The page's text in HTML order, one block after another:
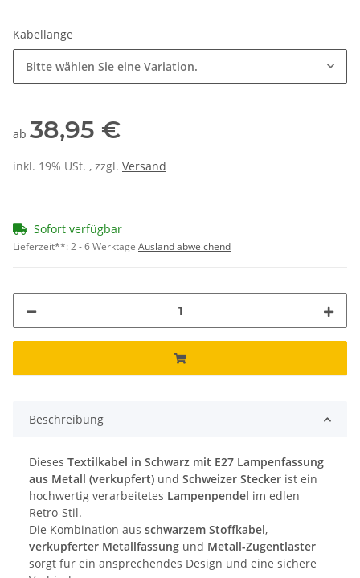
Kabellänge
Bitte wählen Sie eine Variation.
ab 38,95 €
inkl. 19% USt. , zzgl. Versand
Sofort verfügbar
Lieferzeit**:2 - 6 Werktage Ausland abweichend
Beschreibung
Dieses Textilkabel in Schwarz mit E27 Lampenfassung
aus Metall (verkupfert) und Schweizer Stecker ist ein
hochwertig verarbeitetes Lampenpendel im edlen
Retro-Stil.
Die Kombination aus schwarzem Stoffkabel,
verkupferter Metallfassung und Metall-Zugentlaster
sorgt für ein ansprechendes Design und eine sichere